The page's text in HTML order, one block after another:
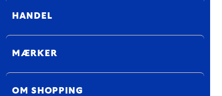
HANDEL
MÆRKER
OM SHOPPING